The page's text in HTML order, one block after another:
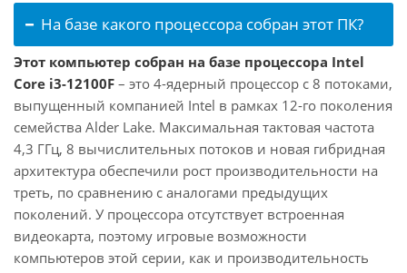
На базе какого процессора собран этот ПК?
Этот компьютер собран на базе процессора Intel
Core i3-12100F – это 4-ядерный процессор с 8 потоками,
выпущенный компанией Intel в рамках 12-го поколения
семейства Alder Lake. Максимальная тактовая частота
4,3 ГГц, 8 вычислительных потоков и новая гибридная
архитектура обеспечили рост производительности на
треть, по сравнению с аналогами предыдущих
поколений. У процессора отсутствует встроенная
видеокарта, поэтому игровые возможности
компьютеров этой серии, как и производительность